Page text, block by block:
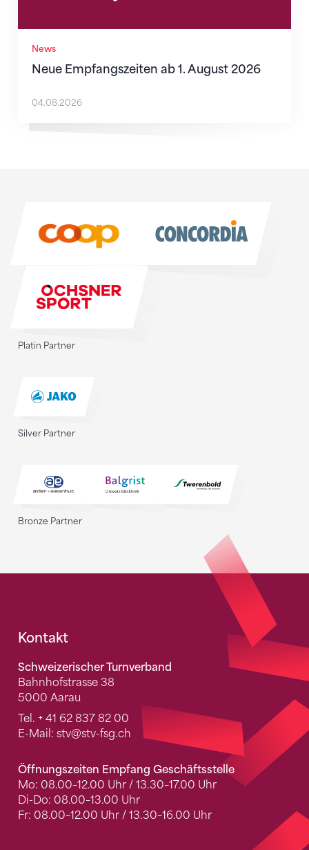
News
Neue Empfangszeiten ab 1. August 2026
04.08.2026
Platin Partner
Silver Partner
Bronze Partner
Fusszeile
Kontakt
Schweizerischer Turnverband
Bahnhofstrasse 38
5000 Aarau
Tel. + 41 62 837 82 00
E-Mail: stv@stv-fsg.ch
Öffnungszeiten Empfang Geschäftsstelle
Mo: 08.00–12.00 Uhr / 13.30–17.00 Uhr
Di-Do: 08.00–13.00 Uhr
Fr: 08.00–12.00 Uhr / 13.30–16.00 Uhr